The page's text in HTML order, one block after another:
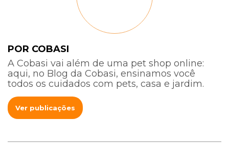
POR COBASI
A Cobasi vai além de uma pet shop online:
aqui, no Blog da Cobasi, ensinamos você
todos os cuidados com pets, casa e jardim.
Ver publicações